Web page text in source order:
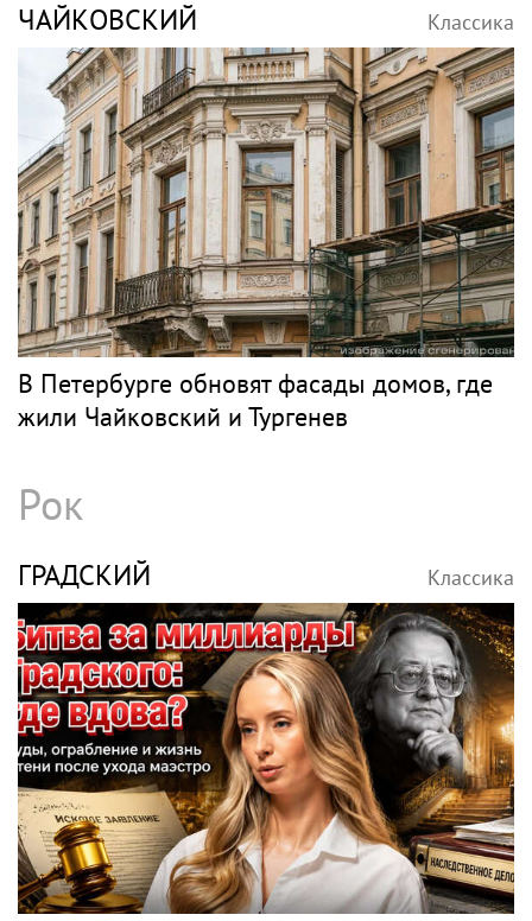
ЧАЙКОВСКИЙ Классика
В Петербурге обновят фасады домов, где
жили Чайковский и Тургенев
Рок
ГРАДСКИЙ Классика